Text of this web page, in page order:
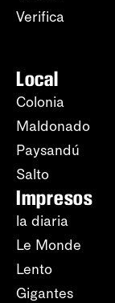
Verifica
Local
Colonia
Maldonado
Paysandú
Salto
Impresos
la diaria
Le Monde
Lento
Gigantes